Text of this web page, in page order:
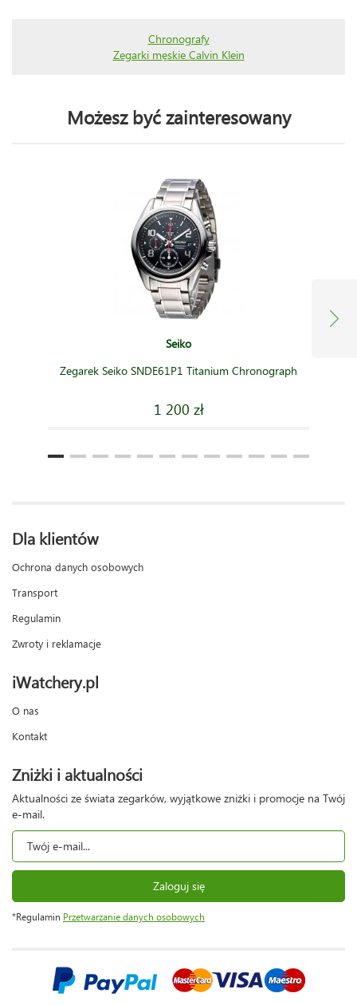
Chronografy
Zegarki męskie Calvin Klein
Możesz być zainteresowany
Seiko
Zegarek Seiko SNDE61P1 Titanium Chronograph
1 200 zł
Dla klientów
Ochrona danych osobowych
Transport
Regulamin
Zwroty i reklamacje
iWatchery.pl
O nas
Kontakt
Zniżki i aktualności
Aktualności ze świata zegarków, wyjątkowe zniżki i promocje na Twój
e-mail.
Zaloguj się
*Regulamin Przetwarzanie danych osobowych